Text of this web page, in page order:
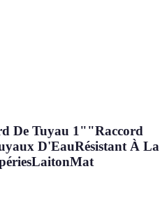
De Tuyau 1""Raccord
D'EauRésistant À La